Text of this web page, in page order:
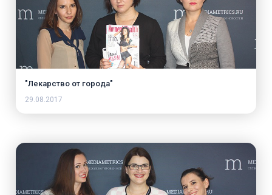
"Лекарство от города"
29.08.2017